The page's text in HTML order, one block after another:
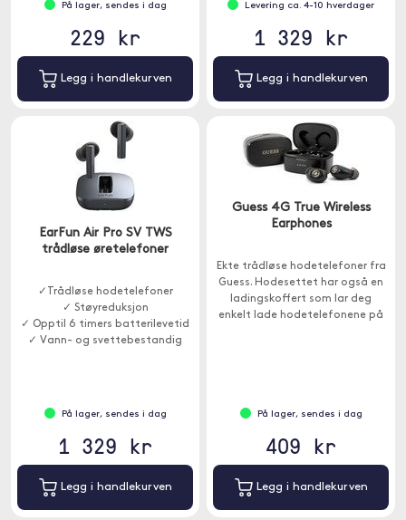
På lager, sendes i dag
229 kr
Legg i handlekurven
Levering ca. 4-10 hverdager
1 329 kr
Legg i handlekurven
EarFun Air Pro SV TWS
trådløse øretelefoner
✓Trådløse hodetelefoner
✓ Støyreduksjon
✓ Opptil 6 timers batterilevetid
✓ Vann- og svettebestandig
På lager, sendes i dag
1 329 kr
Legg i handlekurven
Guess 4G True Wireless
Earphones
Ekte trådløse hodetelefoner fra
Guess. Hodesettet har også en
ladingskoffert som lar deg
enkelt lade hodetelefonene på
På lager, sendes i dag
409 kr
Legg i handlekurven